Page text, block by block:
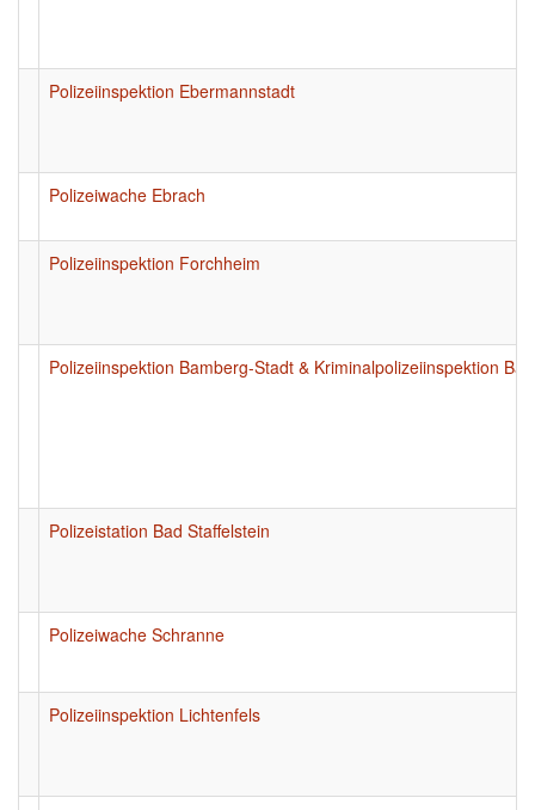
Polizeiinspektion Ebermannstadt
Polizeiwache Ebrach
Polizeiinspektion Forchheim
Polizeiinspektion Bamberg-Stadt & Kriminalpolizeiinspektion
Polizeistation Bad Staffelstein
Polizeiwache Schranne
Polizeiinspektion Lichtenfels